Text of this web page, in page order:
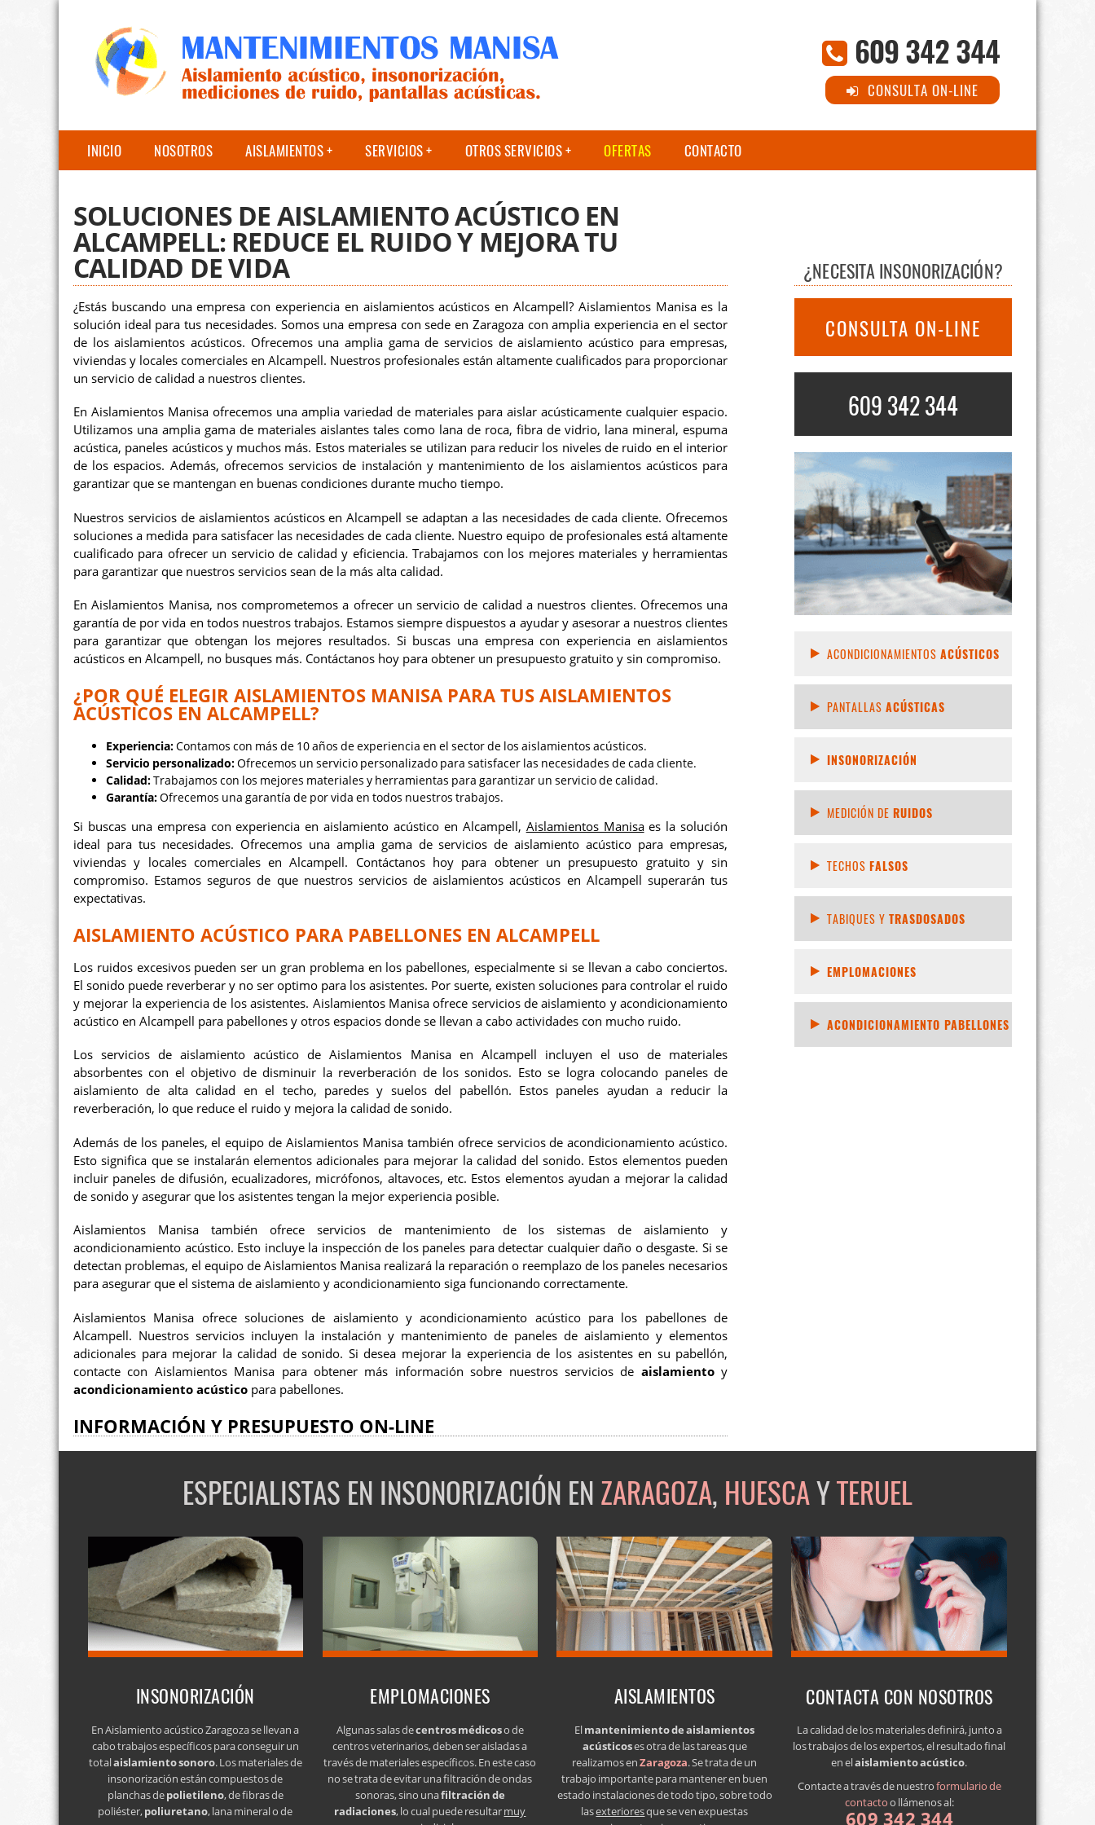
609 342 344
CONSULTA ON-LINE
INICIO NOSOTROS AISLAMIENTOS SERVICIOS OTROS SERVICIOS OFERTAS CONTACTO
SOLUCIONES DE AISLAMIENTO ACÚSTICO EN
ALCAMPELL: REDUCE EL RUIDO Y MEJORA TU
CALIDAD DE VIDA
¿Estás buscando una empresa con experiencia en aislamientos acústicos en Alcampell? Aislamientos Manisa es la
solución ideal para tus necesidades. Somos una empresa con sede en Zaragoza con amplia experiencia en el sector
de los aislamientos acústicos. Ofrecemos una amplia gama de servicios de aislamiento acústico para empresas,
viviendas y locales comerciales en Alcampell. Nuestros profesionales están altamente cualificados para proporcionar
un servicio de calidad a nuestros clientes.
En Aislamientos Manisa ofrecemos una amplia variedad de materiales para aislar acústicamente cualquier espacio.
Utilizamos una amplia gama de materiales aislantes tales como lana de roca, fibra de vidrio, lana mineral, espuma
acústica, paneles acústicos y muchos más. Estos materiales se utilizan para reducir los niveles de ruido en el interior
de los espacios. Además, ofrecemos servicios de instalación y mantenimiento de los aislamientos acústicos para
garantizar que se mantengan en buenas condiciones durante mucho tiempo.
Nuestros servicios de aislamientos acústicos en Alcampell se adaptan a las necesidades de cada cliente. Ofrecemos
soluciones a medida para satisfacer las necesidades de cada cliente. Nuestro equipo de profesionales está altamente
cualificado para ofrecer un servicio de calidad y eficiencia. Trabajamos con los mejores materiales y herramientas
para garantizar que nuestros servicios sean de la más alta calidad.
En Aislamientos Manisa, nos comprometemos a ofrecer un servicio de calidad a nuestros clientes. Ofrecemos una
garantía de por vida en todos nuestros trabajos. Estamos siempre dispuestos a ayudar y asesorar a nuestros clientes
para garantizar que obtengan los mejores resultados. Si buscas una empresa con experiencia en aislamientos
acústicos en Alcampell, no busques más. Contáctanos hoy para obtener un presupuesto gratuito y sin compromiso.
¿POR QUÉ ELEGIR AISLAMIENTOS MANISA PARA TUS AISLAMIENTOS
ACÚSTICOS EN ALCAMPELL?
Experiencia:Contamos con más de 10 años de experiencia en el sector de los aislamientos acústicos.
Servicio personalizado:Ofrecemos un servicio personalizado para satisfacer las necesidades de cada cliente.
Calidad:Trabajamos con los mejores materiales y herramientas para garantizar un servicio de calidad.
Garantía:Ofrecemos una garantía de por vida en todos nuestros trabajos.
Si buscas una empresa con experiencia en aislamiento acústico en Alcampell, Aislamientos Manisaes la solución
ideal para tus necesidades. Ofrecemos una amplia gama de servicios de aislamiento acústico para empresas,
viviendas y locales comerciales en Alcampell. Contáctanos hoy para obtener un presupuesto gratuito y sin
compromiso. Estamos seguros de que nuestros servicios de aislamientos acústicos en Alcampell superarán tus
expectativas.
AISLAMIENTO ACÚSTICO PARA PABELLONES EN ALCAMPELL
Los ruidos excesivos pueden ser un gran problema en los pabellones, especialmente si se llevan a cabo conciertos.
El sonido puede reverberar y no ser optimo para los asistentes. Por suerte, existen soluciones para controlar el ruido
y mejorar la experiencia de los asistentes. Aislamientos Manisa ofrece servicios de aislamiento y acondicionamiento
acústico en Alcampell para pabellones y otros espacios donde se llevan a cabo actividades con mucho ruido.
Los servicios de aislamiento acústico de Aislamientos Manisa en Alcampell incluyen el uso de materiales
absorbentes con el objetivo de disminuir la reverberación de los sonidos. Esto se logra colocando paneles de
aislamiento de alta calidad en el techo, paredes y suelos del pabellón. Estos paneles ayudan a reducir la
reverberación, lo que reduce el ruido y mejora la calidad de sonido.
Además de los paneles, el equipo de Aislamientos Manisa también ofrece servicios de acondicionamiento acústico.
Esto significa que se instalarán elementos adicionales para mejorar la calidad del sonido. Estos elementos pueden
incluir paneles de difusión, ecualizadores, micrófonos, altavoces, etc. Estos elementos ayudan a mejorar la calidad
de sonido y asegurar que los asistentes tengan la mejor experiencia posible.
Aislamientos Manisa también ofrece servicios de mantenimiento de los sistemas de aislamiento y
acondicionamiento acústico. Esto incluye la inspección de los paneles para detectar cualquier daño o desgaste. Si se
detectan problemas, el equipo de Aislamientos Manisa realizará la reparación o reemplazo de los paneles necesarios
para asegurar que el sistema de aislamiento y acondicionamiento siga funcionando correctamente.
Aislamientos Manisa ofrece soluciones de aislamiento y acondicionamiento acústico para los pabellones de
Alcampell. Nuestros servicios incluyen la instalación y mantenimiento de paneles de aislamiento y elementos
adicionales para mejorar la calidad de sonido. Si desea mejorar la experiencia de los asistentes en su pabellón,
contacte con Aislamientos Manisa para obtener más información sobre nuestros servicios de aislamientoy
acondicionamiento acústico para pabellones.
INFORMACIÓN Y PRESUPUESTO ON-LINE
¿NECESITA INSONORIZACIÓN?
CONSULTA ON-LINE
609 342 344
ACONDICIONAMIENTOS ACÚSTICOS
PANTALLAS ACÚSTICAS
INSONORIZACIÓN
MEDICIÓN DE RUIDOS
TECHOS FALSOS
TABIQUES Y TRASDOSADOS
EMPLOMACIONES
ACONDICIONAMIENTO PABELLONES
ESPECIALISTAS EN INSONORIZACIÓN ENZARAGOZA, HUESCAYTERUEL
INSONORIZACIÓN
En Aislamiento acústico Zaragoza se llevan a
cabo trabajos específicos para conseguir un
totalaislamiento sonoro. Los materiales de
insonorización están compuestos de
planchas depolietileno, de fibras de
poliéster,poliuretano, lana mineral o de
EMPLOMACIONES
Algunas salas decentros médicoso de
centros veterinarios, deben ser aisladas a
través de materiales específicos. En este caso
no se trata de evitar una filtración de ondas
sonoras, sino unafiltración de
radiaciones, lo cual puede resultarmuy
AISLAMIENTOS
Elmantenimiento de aislamientos
acústicoses otra de las tareas que
realizamos enZaragoza. Se trata de un
trabajo importante para mantener en buen
estado instalaciones de todo tipo, sobre todo
lasexterioresque se ven expuestas
CONTACTA CON NOSOTROS
La calidad de los materiales definirá, junto a
los trabajos de los expertos, el resultado final
en elaislamiento acústico.
Contacte a través de nuestroformulario de
contactoo llámenos al:
609 342 344